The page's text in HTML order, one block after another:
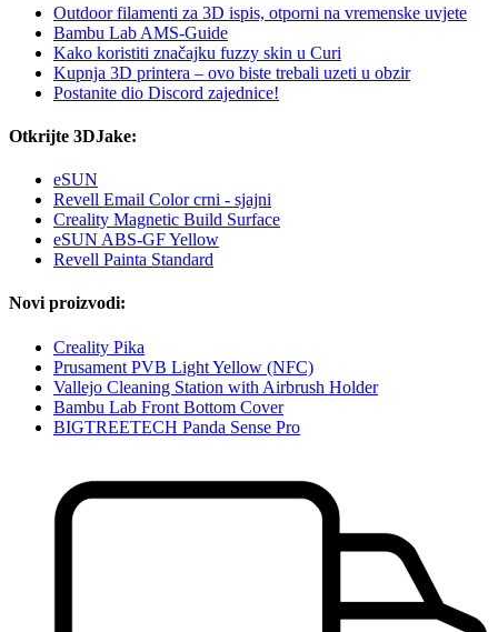
Outdoor filamenti za 3D ispis, otporni na vremenske uvjete
Bambu Lab AMS-Guide
Kako koristiti značajku fuzzy skin u Curi
Kupnja 3D printera – ovo biste trebali uzeti u obzir
Postanite dio Discord zajednice!
Otkrijte 3DJake:
eSUN
Revell Email Color crni - sjajni
Creality Magnetic Build Surface
eSUN ABS-GF Yellow
Revell Painta Standard
Novi proizvodi:
Creality Pika
Prusament PVB Light Yellow (NFC)
Vallejo Cleaning Station with Airbrush Holder
Bambu Lab Front Bottom Cover
BIGTREETECH Panda Sense Pro